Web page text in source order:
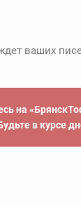
ваших
на
в курсе